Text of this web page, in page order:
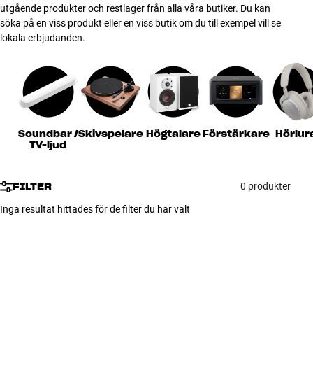
TV
Kablar
utgående produkter och restlager från alla våra butiker. Du kan
söka på en viss produkt eller en viss butik om du till exempel vill se
lokala erbjudanden.
Soundbar /
TV-ljud
Skivspelare HögtalareFörstärkare
FILTER 0 produkter
Inga resultat hittades för de filter du har valt